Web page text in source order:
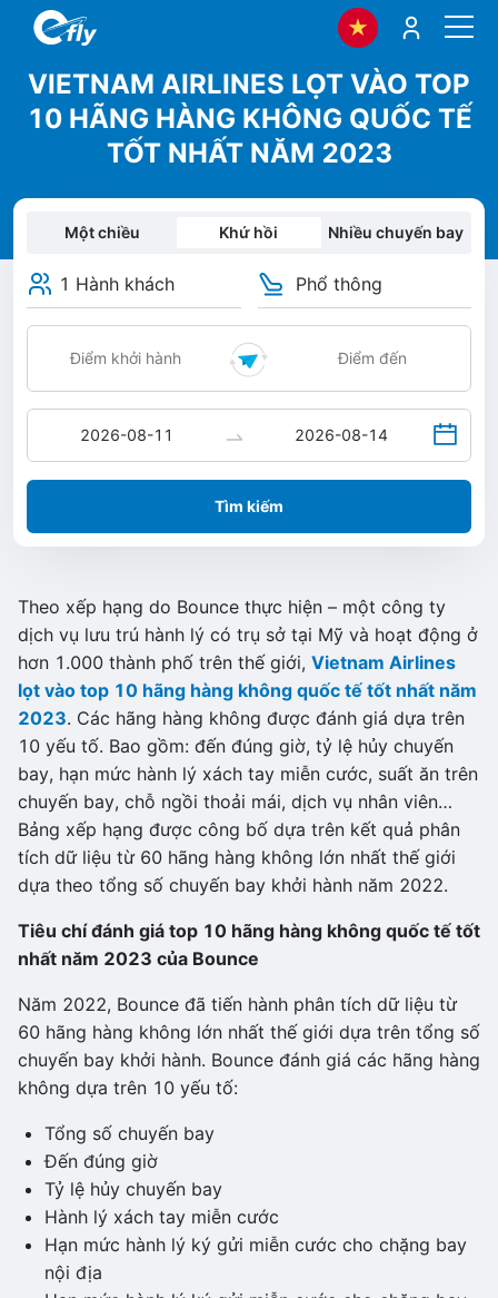
VIETNAM AIRLINES LỌT VÀO TOP
10 HÃNG HÀNG KHÔNG QUỐC TẾ
TỐT NHẤT NĂM 2023
Một chiều Khứ hồi Nhiều chuyến bay
1 Hành khách Phổ thông
Tìm kiếm
Theo xếp hạng do Bounce thực hiện – một công ty
dịch vụ lưu trú hành lý có trụ sở tại Mỹ và hoạt động ở
hơn 1.000 thành phố trên thế giới, Vietnam Airlines
lọt vào top 10 hãng hàng không quốc tế tốt nhất năm
2023. Các hãng hàng không được đánh giá dựa trên
10 yếu tố. Bao gồm: đến đúng giờ, tỷ lệ hủy chuyến
bay, hạn mức hành lý xách tay miễn cước, suất ăn trên
chuyến bay, chỗ ngồi thoải mái, dịch vụ nhân viên…
Bảng xếp hạng được công bố dựa trên kết quả phân
tích dữ liệu từ 60 hãng hàng không lớn nhất thế giới
dựa theo tổng số chuyến bay khởi hành năm 2022.
Tiêu chí đánh giá top 10 hãng hàng không quốc tế tốt
nhất năm 2023 của Bounce
Năm 2022, Bounce đã tiến hành phân tích dữ liệu từ
60 hãng hàng không lớn nhất thế giới dựa trên tổng số
chuyến bay khởi hành. Bounce đánh giá các hãng hàng
không dựa trên 10 yếu tố:
Tổng số chuyến bay
Đến đúng giờ
Tỷ lệ hủy chuyến bay
Hành lý xách tay miễn cước
Hạn mức hành lý ký gửi miễn cước cho chặng bay
nội địa